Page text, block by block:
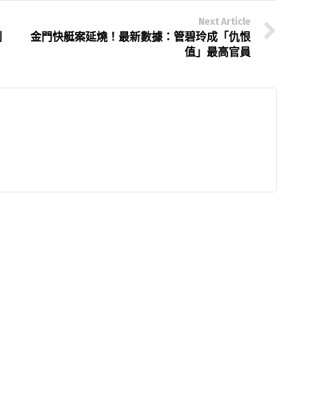
Next Article
金門快艇案延燒！最新數據：管碧玲成「仇恨
值」最高官員